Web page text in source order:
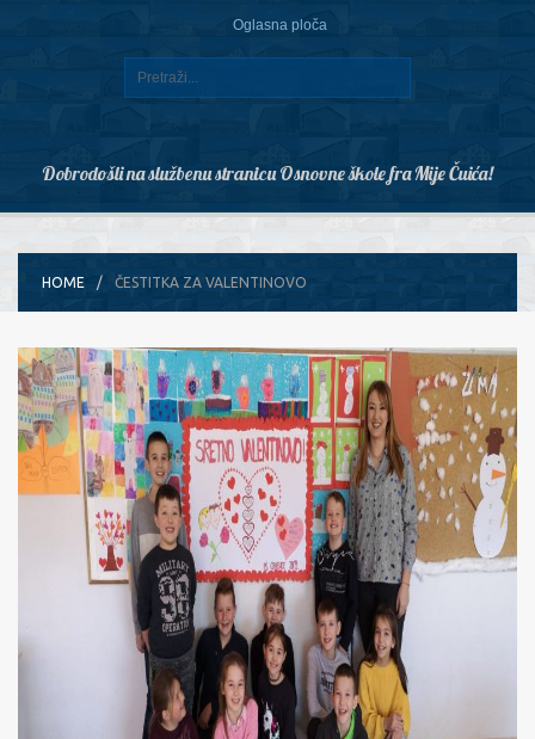
Oglasna ploča
Dobrodošli na službenu stranicu Osnovne škole fra Mije Čuića!
HOME ČESTITKA ZA VALENTINOVO